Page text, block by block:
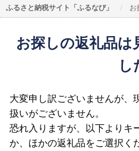
ふるさと納税サイト「ふるなび」 お
お探しの返礼品
し
大変申し訳ございませんが、
扱いがございません。
恐れ入りますが、以下よりキ
か、ほかの返礼品をご選択く